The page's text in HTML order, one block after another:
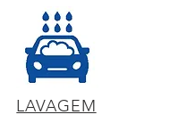
LAVAGEM